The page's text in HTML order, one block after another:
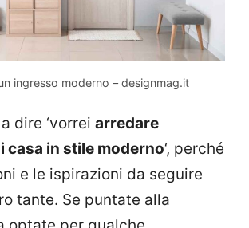
ingresso moderno – designmag.it
dire ‘vorrei arredare
casa in stile moderno‘, perché
e le ispirazioni da seguire
tante. Se puntate alla